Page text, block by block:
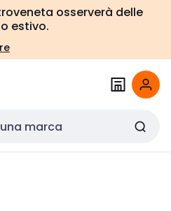
osserverà delle
estivo.